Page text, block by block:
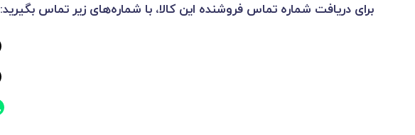
برای دریافت شماره تماس فروشنده این کالا، با شماره‌های زیر تماس بگیرید: